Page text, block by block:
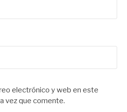
electrónico y web en este
vez que comente.